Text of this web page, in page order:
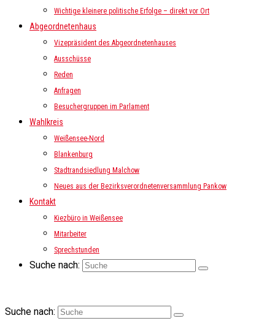
Wichtige kleinere politische Erfolge – direkt vor Ort
Abgeordnetenhaus
Vizepräsident des Abgeordnetenhauses
Ausschüsse
Reden
Anfragen
Besuchergruppen im Parlament
Wahlkreis
Weißensee-Nord
Blankenburg
Stadtrandsiedlung Malchow
Neues aus der Bezirksverordnetenversammlung Pankow
Kontakt
Kiezbüro in Weißensee
Mitarbeiter
Sprechstunden
Suche nach:
Suche nach: